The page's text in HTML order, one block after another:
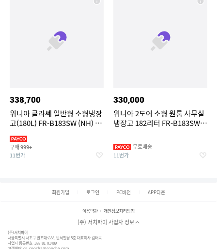
338,700
위니아 클라쎄 일반형 소형냉장
고(180L) FR-B183SW (NH) 지
구매 999+
11번가
330,000
위니아 2도어 소형 원룸 사무실
냉장고 182리터 FR-B183SW
무료배송
11번가
회원가입 로그인 PC버전 APP다운
이용약관 개인정보처리방침
(주) 서치파이 사업자 정보
(주)서치파이
서울특별시 서초구 반포대로88, 반석빌딩 5층 대표이사 김태묵
사업자 등록번호: 388-81-01489